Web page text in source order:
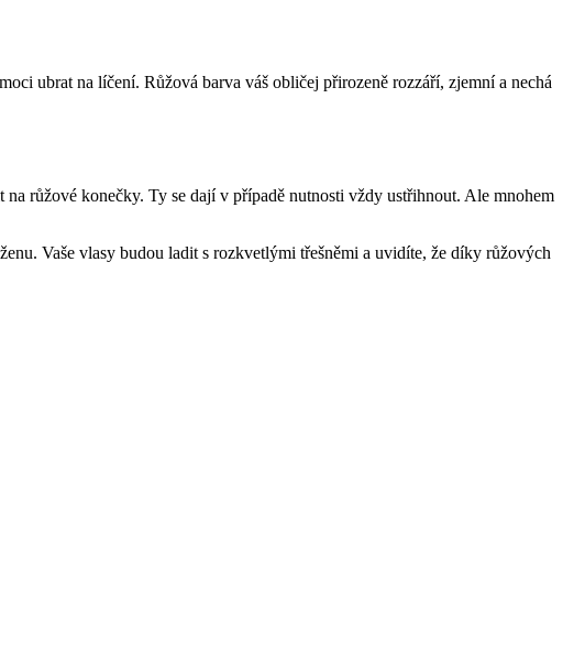
ubrat na líčení. Růžová barva váš obličej přirozeně rozzáří, zjemní a nechá
růžové konečky. Ty se dají v případě nutnosti vždy ustřihnout. Ale mnohem
Vaše vlasy budou ladit s rozkvetlými třešněmi a uvidíte, že díky růžových